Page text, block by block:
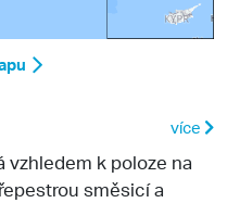
více
vzhledem k poloze na
směsicí a